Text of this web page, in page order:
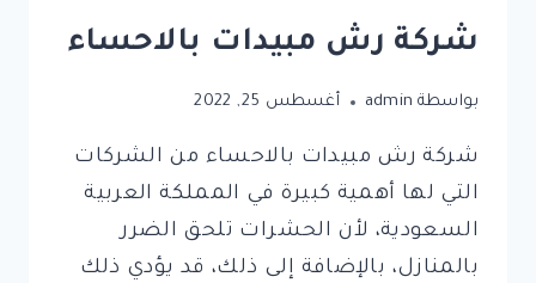
شركة رش مبيدات بالاحساء
بواسطة admin أغسطس 25, 2022
شركة رش مبيدات بالاحساء من الشركات
التي لها أهمية كبيرة في المملكة العربية
السعودية، لأن الحشرات تلحق الضرر
بالمنازل، بالإضافة إلى ذلك، قد يؤدي ذلك